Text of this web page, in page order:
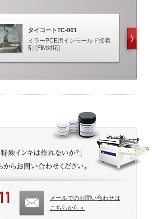
タイコートTC-001
ミラーPCE用インモールド接着
剤 (FIM対応)
メールでのお問い合わせは
こちらから＞